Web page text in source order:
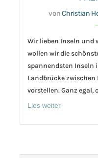
vonChristian
Wir lieben Inseln und
wollen wir die
spannendsten Inseln
Landbrücke
vorstellen. Ganz egal,
Lies weiter